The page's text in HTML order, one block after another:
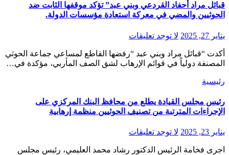
قبائل مراد أحفاد القردعي وبني عبد” تؤكد موقفها الثابت ضد
الحوثيين والمضي في معركة استعادة مؤسسات الدولة.
يناير 27, 2025 لا توجد تعليقات
المصنفة دولياً في قوائم الإرهاب لشق الصف المأربي، مؤكدة في…
رئيسية
رئيس مجلس القيادة يطلع من محافظ البنك المركزي على
الإجراءات المترتبة من تصنيف الحوثيين منظمة إرهابية
يناير 23, 2025 لا توجد تعليقات